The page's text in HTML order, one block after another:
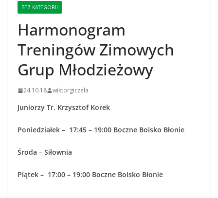
BEZ KATEGORII
Harmonogram
Treningów Zimowych
Grup Młodzieżowy
24.10.18 wiktorgiczela
Juniorzy Tr. Krzysztof Korek
Poniedziałek – 17:45 – 19:00 Boczne Boisko Błonie
Środa – Siłownia
Piątek – 17:00 – 19:00 Boczne Boisko Błonie